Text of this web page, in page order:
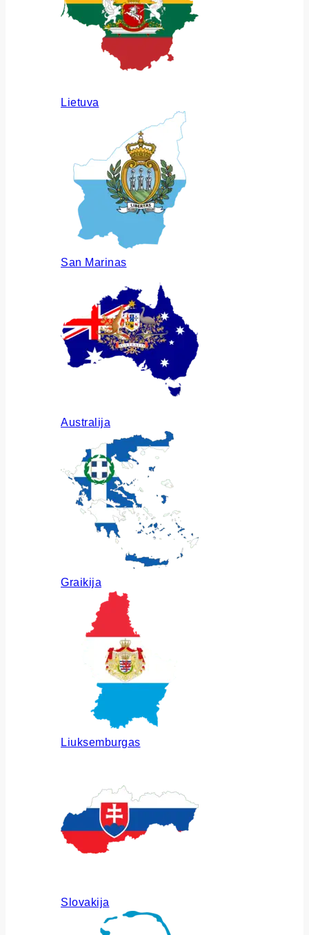
Lietuva
San Marinas
Australija
Graikija
Liuksemburgas
Slovakija